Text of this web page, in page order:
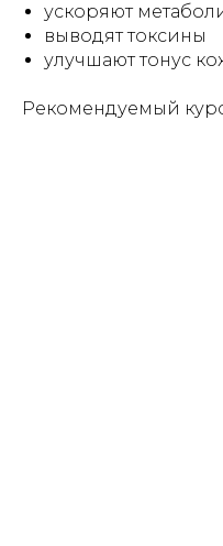
ускоряют
выводят токсины
улучшают тонус
Рекомендуемый